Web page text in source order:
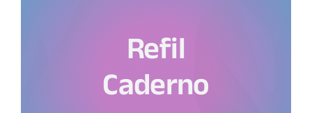
Refil
Caderno